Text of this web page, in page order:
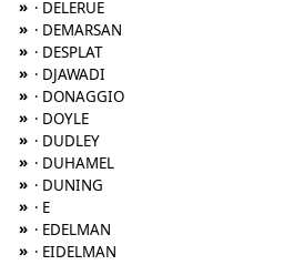
» · DELERUE
» · DEMARSAN
» · DESPLAT
» · DJAWADI
» · DONAGGIO
» · DOYLE
» · DUDLEY
» · DUHAMEL
» · DUNING
» · E
» · EDELMAN
» · EIDELMAN